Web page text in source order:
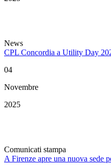
News
CPL Concordia a Utility Day
04
Novembre
2025
Comunicati stampa
A Firenze apre una nuova sede